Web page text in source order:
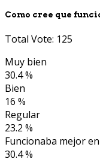
Como cree que
Total Vote: 125
Muy bien
30.4 %
Bien
16 %
Regular
23.2 %
Funcionaba mejor
30.4 %